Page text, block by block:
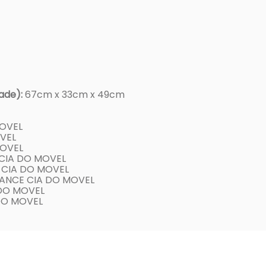
67cm x 33cm x 49cm
DO MOVEL
DO MOVEL
CIA DO MOVEL
MOVEL
MOVEL